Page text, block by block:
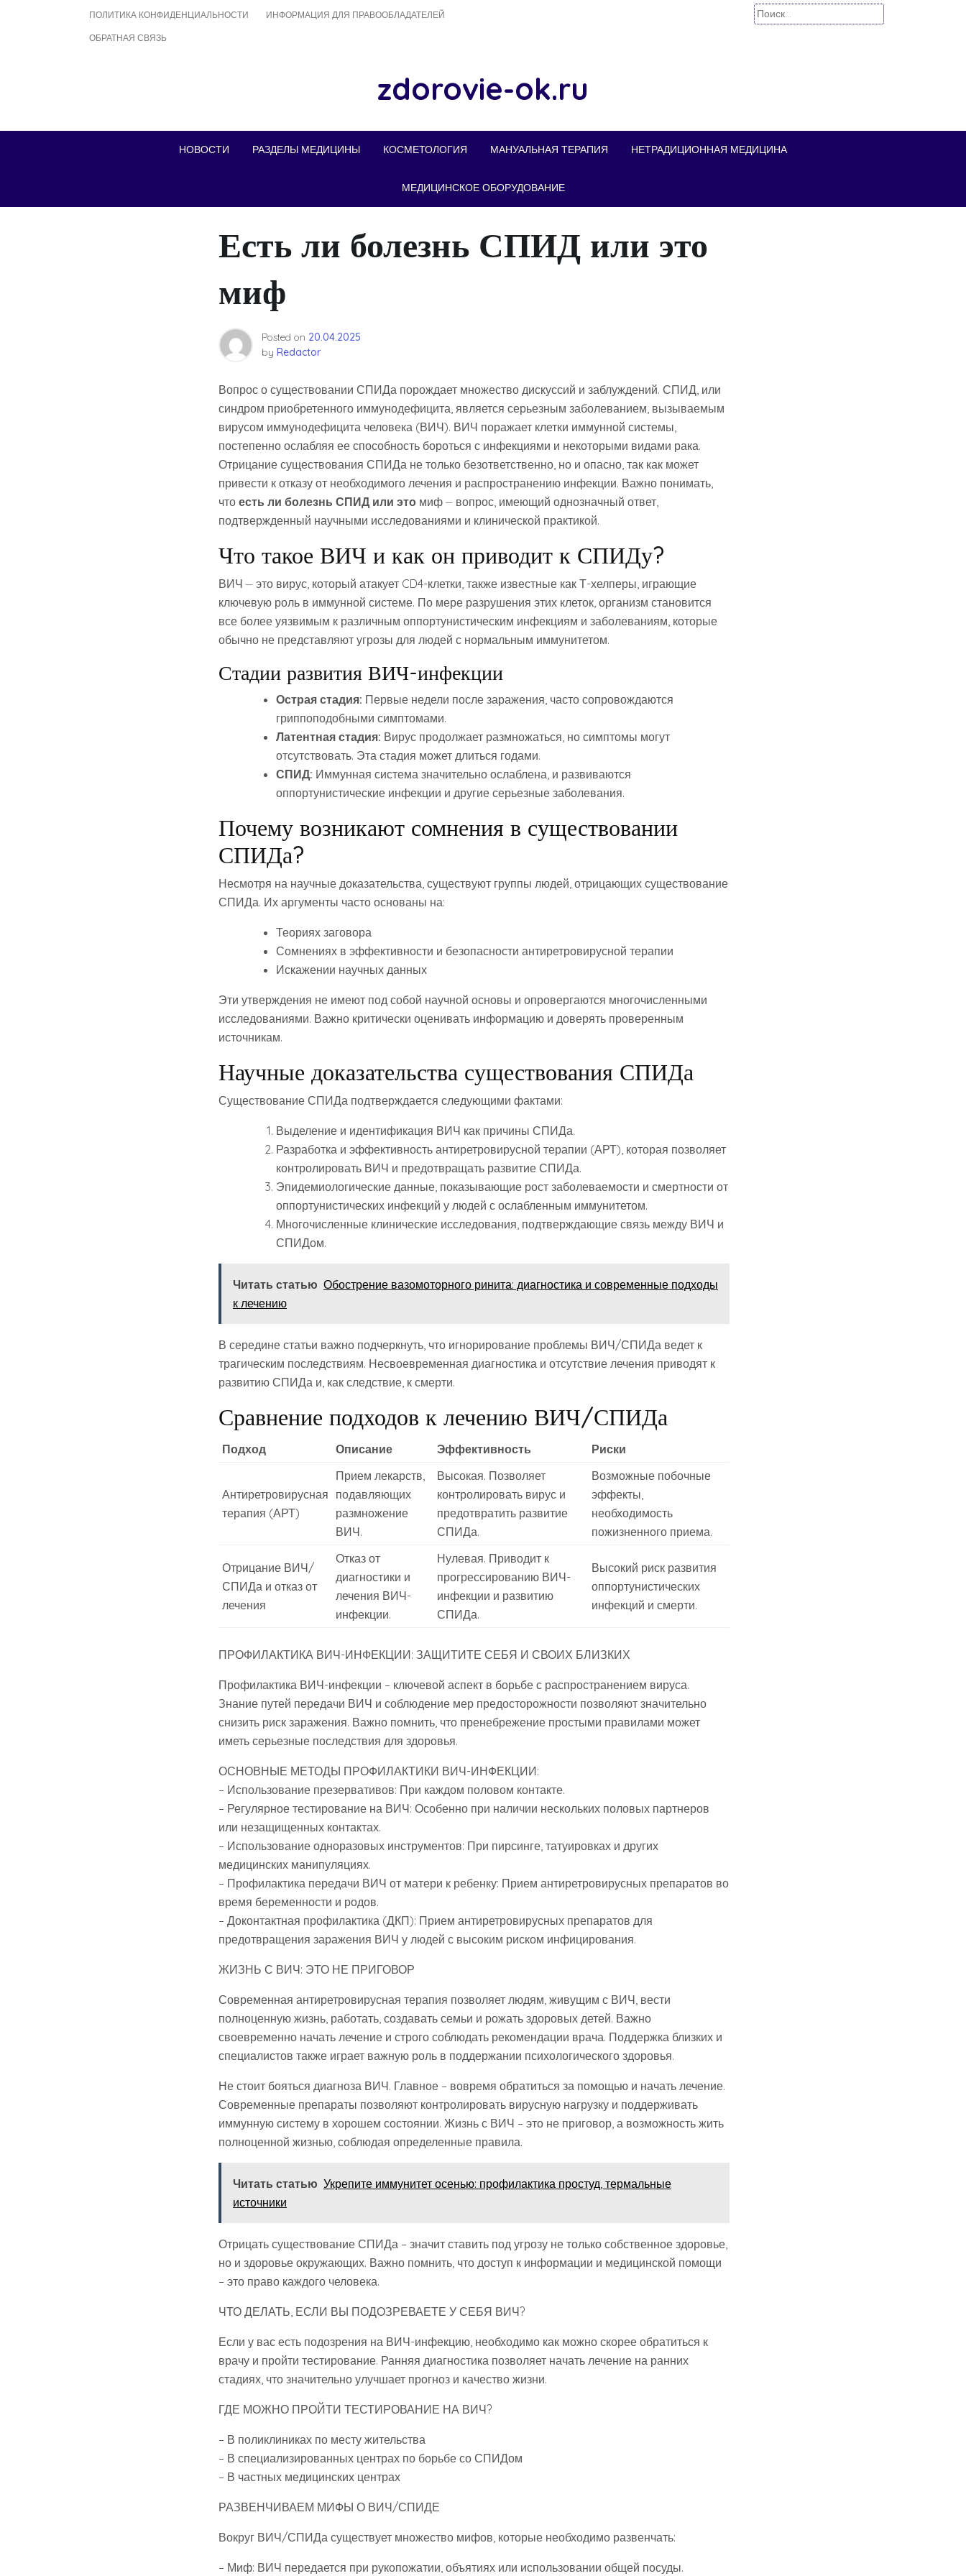
ПОЛИТИКА КОНФИДЕНЦИАЛЬНОСТИ ИНФОРМАЦИЯ ДЛЯ ПРАВООБЛАДАТЕЛЕЙ
ОБРАТНАЯ СВЯЗЬ
Найти:
zdorovie-ok.ru
НОВОСТИ РАЗДЕЛЫ МЕДИЦИНЫ КОСМЕТОЛОГИЯ МАНУАЛЬНАЯ ТЕРАПИЯ НЕТРАДИЦИОННАЯ МЕДИЦИНА
МЕДИЦИНСКОЕ ОБОРУДОВАНИЕ
Есть ли болезнь СПИД или это
миф
Posted on 20.04.2025
by Redactor
Вопрос о существовании СПИДа порождает множество дискуссий и заблуждений. СПИД, или
синдром приобретенного иммунодефицита, является серьезным заболеванием, вызываемым
вирусом иммунодефицита человека (ВИЧ). ВИЧ поражает клетки иммунной системы,
постепенно ослабляя ее способность бороться с инфекциями и некоторыми видами рака.
Отрицание существования СПИДа не только безответственно, но и опасно, так как может
привести к отказу от необходимого лечения и распространению инфекции. Важно понимать,
что есть ли болезнь СПИД или это миф ⏤ вопрос, имеющий однозначный ответ,
подтвержденный научными исследованиями и клинической практикой.
Что такое ВИЧ и как он приводит к СПИДу?
ВИЧ ⏤ это вирус, который атакует CD4-клетки, также известные как Т-хелперы, играющие
ключевую роль в иммунной системе. По мере разрушения этих клеток, организм становится
все более уязвимым к различным оппортунистическим инфекциям и заболеваниям, которые
обычно не представляют угрозы для людей с нормальным иммунитетом.
Стадии развития ВИЧ-инфекции
Острая стадия: Первые недели после заражения, часто сопровождаются
гриппоподобными симптомами.
Латентная стадия: Вирус продолжает размножаться, но симптомы могут
отсутствовать. Эта стадия может длиться годами.
СПИД: Иммунная система значительно ослаблена, и развиваются
оппортунистические инфекции и другие серьезные заболевания.
Почему возникают сомнения в существовании
СПИДа?
Несмотря на научные доказательства, существуют группы людей, отрицающих существование
СПИДа. Их аргументы часто основаны на:
Теориях заговора
Сомнениях в эффективности и безопасности антиретровирусной терапии
Искажении научных данных
Эти утверждения не имеют под собой научной основы и опровергаются многочисленными
исследованиями. Важно критически оценивать информацию и доверять проверенным
источникам.
Научные доказательства существования СПИДа
Существование СПИДа подтверждается следующими фактами:
Выделение и идентификация ВИЧ как причины СПИДа.
Разработка и эффективность антиретровирусной терапии (АРТ), которая позволяет
контролировать ВИЧ и предотвращать развитие СПИДа.
Эпидемиологические данные, показывающие рост заболеваемости и смертности от
оппортунистических инфекций у людей с ослабленным иммунитетом.
Многочисленные клинические исследования, подтверждающие связь между ВИЧ и
СПИДом.
Читать статью Обострение вазомоторного ринита: диагностика и современные подходы
к лечению
В середине статьи важно подчеркнуть, что игнорирование проблемы ВИЧ/СПИДа ведет к
трагическим последствиям. Несвоевременная диагностика и отсутствие лечения приводят к
развитию СПИДа и, как следствие, к смерти.
Сравнение подходов к лечению ВИЧ/СПИДа
Подход Описание Эффективность Риски
Антиретровирусная
терапия (АРТ)
Прием лекарств,
подавляющих
размножение
ВИЧ.
Высокая. Позволяет
контролировать вирус и
предотвратить развитие
СПИДа.
Возможные побочные
эффекты,
необходимость
пожизненного приема.
Отрицание ВИЧ/
СПИДа и отказ от
лечения
Отказ от
диагностики и
лечения ВИЧ-
инфекции.
Нулевая. Приводит к
прогрессированию ВИЧ-
инфекции и развитию
СПИДа.
Высокий риск развития
оппортунистических
инфекций и смерти.
ПРОФИЛАКТИКА ВИЧ-ИНФЕКЦИИ: ЗАЩИТИТЕ СЕБЯ И СВОИХ БЛИЗКИХ
Профилактика ВИЧ-инфекции – ключевой аспект в борьбе с распространением вируса.
Знание путей передачи ВИЧ и соблюдение мер предосторожности позволяют значительно
снизить риск заражения. Важно помнить, что пренебрежение простыми правилами может
иметь серьезные последствия для здоровья.
ОСНОВНЫЕ МЕТОДЫ ПРОФИЛАКТИКИ ВИЧ-ИНФЕКЦИИ:
– Использование презервативов: При каждом половом контакте.
– Регулярное тестирование на ВИЧ: Особенно при наличии нескольких половых партнеров
или незащищенных контактах.
– Использование одноразовых инструментов: При пирсинге, татуировках и других
медицинских манипуляциях.
– Профилактика передачи ВИЧ от матери к ребенку: Прием антиретровирусных препаратов во
время беременности и родов.
– Доконтактная профилактика (ДКП): Прием антиретровирусных препаратов для
предотвращения заражения ВИЧ у людей с высоким риском инфицирования.
ЖИЗНЬ С ВИЧ: ЭТО НЕ ПРИГОВОР
Современная антиретровирусная терапия позволяет людям, живущим с ВИЧ, вести
полноценную жизнь, работать, создавать семьи и рожать здоровых детей. Важно
своевременно начать лечение и строго соблюдать рекомендации врача. Поддержка близких и
специалистов также играет важную роль в поддержании психологического здоровья.
Не стоит бояться диагноза ВИЧ. Главное – вовремя обратиться за помощью и начать лечение.
Современные препараты позволяют контролировать вирусную нагрузку и поддерживать
иммунную систему в хорошем состоянии. Жизнь с ВИЧ – это не приговор, а возможность жить
полноценной жизнью, соблюдая определенные правила.
Читать статью Укрепите иммунитет осенью: профилактика простуд, термальные
источники
Отрицать существование СПИДа – значит ставить под угрозу не только собственное здоровье,
но и здоровье окружающих. Важно помнить, что доступ к информации и медицинской помощи
– это право каждого человека.
ЧТО ДЕЛАТЬ, ЕСЛИ ВЫ ПОДОЗРЕВАЕТЕ У СЕБЯ ВИЧ?
Если у вас есть подозрения на ВИЧ-инфекцию, необходимо как можно скорее обратиться к
врачу и пройти тестирование. Ранняя диагностика позволяет начать лечение на ранних
стадиях, что значительно улучшает прогноз и качество жизни.
ГДЕ МОЖНО ПРОЙТИ ТЕСТИРОВАНИЕ НА ВИЧ?
– В поликлиниках по месту жительства
– В специализированных центрах по борьбе со СПИДом
– В частных медицинских центрах
РАЗВЕНЧИВАЕМ МИФЫ О ВИЧ/СПИДЕ
Вокруг ВИЧ/СПИДа существует множество мифов, которые необходимо развенчать:
– Миф: ВИЧ передается при рукопожатии, объятиях или использовании общей посуды.